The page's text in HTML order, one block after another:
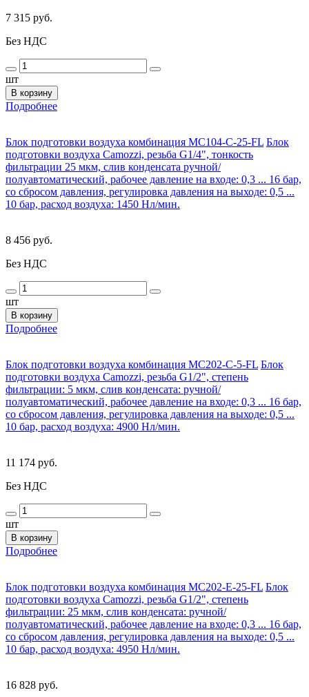
7 315 руб.
Без НДС
шт
В корзину
Подробнее
Блок подготовки воздуха комбинация MC104-C-25-FL Блок
подготовки воздуха Camozzi, резьба G1/4", тонкость
фильтрации 25 мкм, слив конденсата ручной/
полуавтоматический, рабочее давление на входе: 0,3 ... 16 бар,
со сбросом давления, регулировка давления на выходе: 0,5 ...
10 бар, расход воздуха: 1450 Нл/мин.
8 456 руб.
Без НДС
шт
В корзину
Подробнее
Блок подготовки воздуха комбинация MC202-C-5-FL Блок
подготовки воздуха Camozzi, резьба G1/2", степень
фильтрации: 5 мкм, слив конденсата: ручной/
полуавтоматический, рабочее давление на входе: 0,3 ... 16 бар,
со сбросом давления, регулировка давления на выходе: 0,5 ...
10 бар, расход воздуха: 4900 Нл/мин.
11 174 руб.
Без НДС
шт
В корзину
Подробнее
Блок подготовки воздуха комбинация MC202-E-25-FL Блок
подготовки воздуха Camozzi, резьба G1/2", степень
фильтрации: 25 мкм, слив конденсата: ручной/
полуавтоматический, рабочее давление на входе: 0,3 ... 16 бар,
со сбросом давления, регулировка давления на выходе: 0,5 ...
10 бар, расход воздуха: 4950 Нл/мин.
16 828 руб.